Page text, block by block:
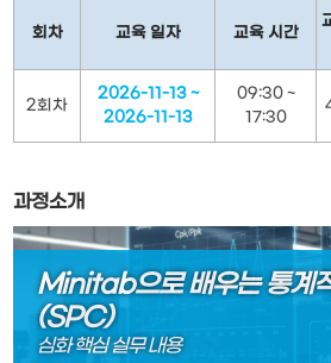
회차 교육 일자 교육 시간
2회차
2026-11-13 ~
2026-11-13
09:30 ~
17:30
과정소개
Minitab으로 배우는 통계
(SPC)
심화 핵심 실무 내용